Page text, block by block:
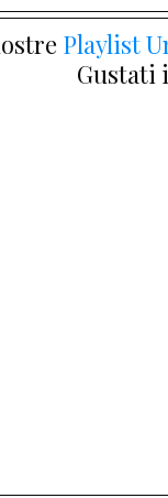
Playlist
Gustati